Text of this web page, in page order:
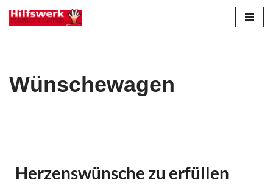
Wünschewagen
Herzenswünsche zu erfüllen